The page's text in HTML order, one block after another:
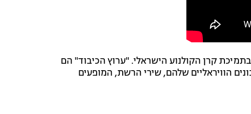
קרן הקולנוע הישראלי. "ערוץ הכיבוד" הם
הוויראליים שלהם, שירי הרשת, המופעים